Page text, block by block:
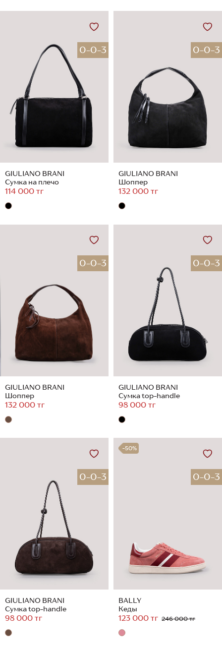
0-0-3
GIULIANO BRANI
Сумка на плечо
114 000 тг
0-0-3
GIULIANO BRANI
Шоппер
132 000 тг
0-0-3
GIULIANO BRANI
Шоппер
132 000 тг
0-0-3
GIULIANO BRANI
Сумка top-handle
98 000 тг
0-0-3
GIULIANO BRANI
Сумка top-handle
98 000 тг
-50%
0-0-3
BALLY
Кеды
123 000 тг 246 000 тг